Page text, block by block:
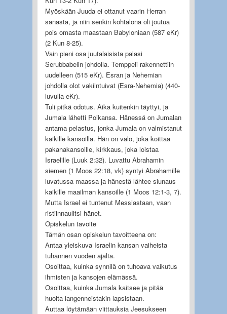
Myöskään Juuda ei ottanut vaarin Herran
sanasta, ja niin senkin kohtalona oli joutua
pois omasta maastaan Babyloniaan (587 eKr)
(2 Kun 8-25).
Vain pieni osa juutalaisista palasi
Serubbabelin johdolla. Temppeli rakennettiin
uudelleen (515 eKr). Esran ja Nehemian
johdolla olot vakiintuivat (Esra-Nehemia) (440-
luvulla eKr).
Tuli pitkä odotus. Aika kuitenkin täyttyi, ja
Jumala lähetti Poikansa. Hänessä on Jumalan
antama pelastus, jonka Jumala on valmistanut
kaikille kansoilla. Hän on valo, joka koittaa
pakanakansoille, kirkkaus, joka loistaa
Israelille (Luuk 2:32). Luvattu Abrahamin
siemen (1 Moos 22:18, vk) syntyi Abrahamille
luvatussa maassa ja hänestä lähtee siunaus
kaikille maailman kansoille (1 Moos 12:1-3, 7).
Mutta Israel ei tuntenut Messiastaan, vaan
ristiinnaulitsi hänet.
Opiskelun tavoite
Tämän osan opiskelun tavoitteena on:
Antaa yleiskuva Israelin kansan vaiheista
tuhannen vuoden ajalta.
Osoittaa, kuinka synnilä on tuhoava vaikutus
ihmisten ja kansojen elämässä.
Osoittaa, kuinka Jumala kaitsee ja pitää
huolta langenneistakin lapsistaan.
Auttaa löytämään viittauksia Jeesukseen